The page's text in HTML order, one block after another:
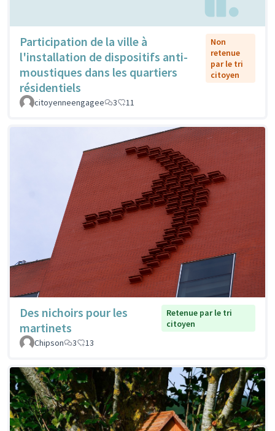
Participation de la ville à
l'installation de dispositifs anti-
moustiques dans les quartiers
résidentiels
Non
retenue
par le tri
citoyen
citoyenneengagee 3 11
Des nichoirs pour les
martinets
Retenue par le tri
citoyen
Chipson
3 13